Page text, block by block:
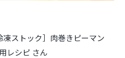
凍ストック］肉巻きピーマン
レシピ さん